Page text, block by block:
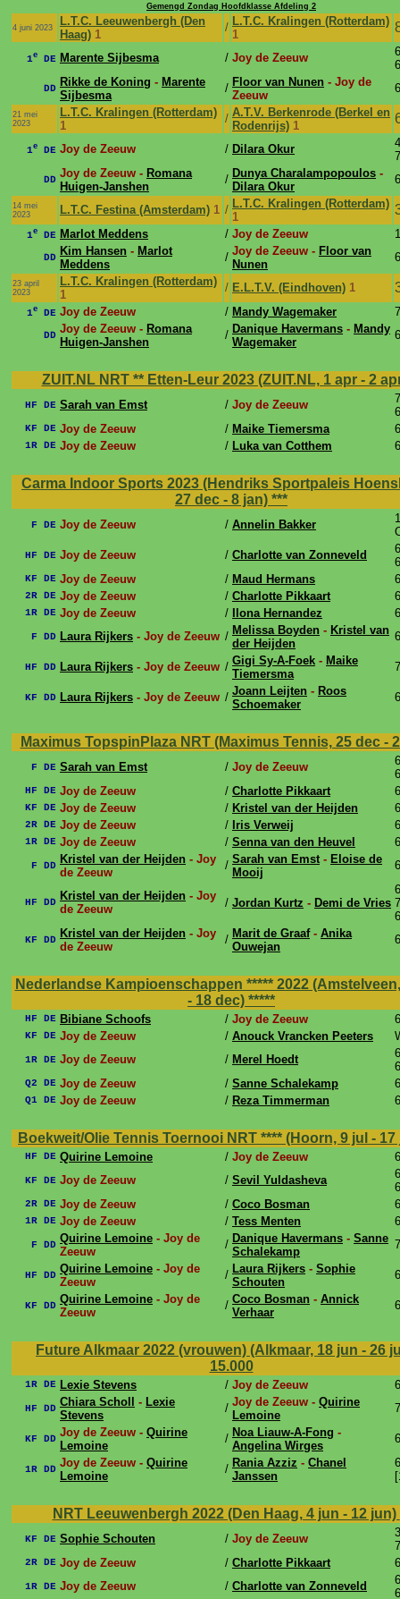
Gemengd Zondag Hoofdklasse Afdeling 2
4 juni 2023
L.T.C. Leeuwenbergh (Den
Haag) 1
/ L.T.C. Kralingen (Rotterdam)
1
1e DE Marente Sijbesma / Joy de Zeeuw
DD Rikke de Koning - Marente
Sijbesma
/ Floor van Nunen - Joy de
Zeeuw
21 mei
2023
L.T.C. Kralingen (Rotterdam)
1
/ A.T.V. Berkenrode (Berkel en
Rodenrijs) 1
1e DE Joy de Zeeuw / Dilara Okur
DD Joy de Zeeuw - Romana
Huigen-Janshen
/ Dunya Charalampopoulos -
Dilara Okur
14 mei
2023
L.T.C. Festina (Amsterdam) 1 / L.T.C. Kralingen (Rotterdam)
1
1e DE Marlot Meddens / Joy de Zeeuw
DD Kim Hansen - Marlot
Meddens
/ Joy de Zeeuw - Floor van
Nunen
23 april
2023
L.T.C. Kralingen (Rotterdam)
1
/ E.L.T.V. (Eindhoven) 1
1e DE Joy de Zeeuw / Mandy Wagemaker
DD Joy de Zeeuw - Romana
Huigen-Janshen
/ Danique Havermans - Mandy
Wagemaker
ZUIT.NL NRT ** Etten-Leur 2023 (ZUIT.NL, 1 apr - 2
HF DE Sarah van Emst / Joy de Zeeuw
KF DE Joy de Zeeuw / Maike Tiemersma
1R DE Joy de Zeeuw / Luka van Cotthem
Carma Indoor Sports 2023 (Hendriks Sportpaleis
27 dec - 8 jan) ***
F DE Joy de Zeeuw / Annelin Bakker
HF DE Joy de Zeeuw / Charlotte van Zonneveld
KF DE Joy de Zeeuw / Maud Hermans
2R DE Joy de Zeeuw / Charlotte Pikkaart
1R DE Joy de Zeeuw / Ilona Hernandez
F DD Laura Rijkers - Joy de Zeeuw / Melissa Boyden - Kristel van
der Heijden
HF DD Laura Rijkers - Joy de Zeeuw / Gigi Sy-A-Foek - Maike
Tiemersma
KF DD Laura Rijkers - Joy de Zeeuw / Joann Leijten - Roos
Schoemaker
Maximus TopspinPlaza NRT (Maximus Tennis, 25 dec -
F DE Sarah van Emst / Joy de Zeeuw
HF DE Joy de Zeeuw / Charlotte Pikkaart
KF DE Joy de Zeeuw / Kristel van der Heijden
2R DE Joy de Zeeuw / Iris Verweij
1R DE Joy de Zeeuw / Senna van den Heuvel
F DD Kristel van der Heijden - Joy
de Zeeuw
/ Sarah van Emst- Eloise de
Mooij
HF DD Kristel van der Heijden - Joy
de Zeeuw
/ Jordan Kurtz - Demi de Vries
KF DD Kristel van der Heijden - Joy
de Zeeuw
/ Marit de Graaf- Anika
Ouwejan
Nederlandse Kampioenschappen ***** 2022
- 18 dec) *****
HF DE Bibiane Schoofs / Joy de Zeeuw
KF DE Joy de Zeeuw / Anouck Vrancken Peeters
1R DE Joy de Zeeuw / Merel Hoedt
Q2 DE Joy de Zeeuw / Sanne Schalekamp
Q1 DE Joy de Zeeuw / Reza Timmerman
Boekweit/Olie Tennis Toernooi NRT **** (Hoorn, 9 jul -
HF DE Quirine Lemoine / Joy de Zeeuw
KF DE Joy de Zeeuw / Sevil Yuldasheva
2R DE Joy de Zeeuw / Coco Bosman
1R DE Joy de Zeeuw / Tess Menten
F DD Quirine Lemoine - Joy de
Zeeuw
/ Danique Havermans - Sanne
Schalekamp
HF DD Quirine Lemoine - Joy de
Zeeuw
/ Laura Rijkers - Sophie
Schouten
KF DD Quirine Lemoine - Joy de
Zeeuw
/ Coco Bosman - Annick
Verhaar
Future Alkmaar 2022 (vrouwen) (Alkmaar, 18 jun - 26
15.000
1R DE Lexie Stevens / Joy de Zeeuw
HF DD Chiara Scholl - Lexie
Stevens
/ Joy de Zeeuw - Quirine
Lemoine
KF DD Joy de Zeeuw - Quirine
Lemoine
/ Noa Liauw-A-Fong -
Angelina Wirges
1R DD Joy de Zeeuw - Quirine
Lemoine
/ Rania Azziz - Chanel
Janssen
NRT Leeuwenbergh 2022 (Den Haag, 4 jun - 12 jun)
KF DE Sophie Schouten / Joy de Zeeuw
2R DE Joy de Zeeuw / Charlotte Pikkaart
1R DE Joy de Zeeuw / Charlotte van Zonneveld